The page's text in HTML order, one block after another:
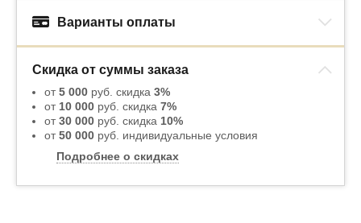
Варианты оплаты
Скидка от суммы заказа
от5 000 руб. скидка 3%
от 10 000 руб. скидка 7%
от30 000 руб. скидка 10%
от50 000 руб. индивидуальные условия
Подробнее о скидках